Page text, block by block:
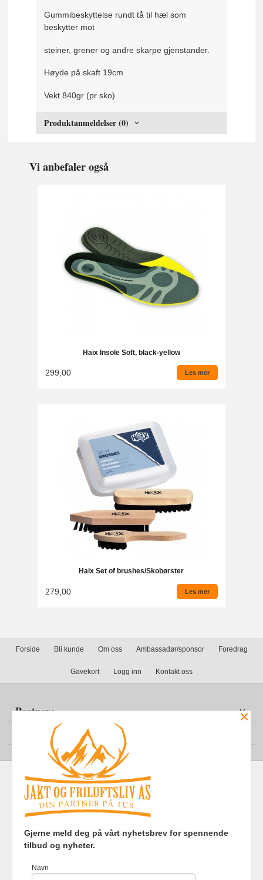
Gummibeskyttelse rundt tå til hæl som
beskytter mot
steiner, grener og andre skarpe gjenstander.
Høyde på skaft 19cm
Vekt 840gr (pr sko)
Produktanmeldelser (0)
Vi anbefaler også
Haix Insole Soft, black-yellow
299,00 Les mer
Haix Set of brushes/Skobørster
279,00 Les mer
Forside Bli kunde Om oss Ambassadør/sponsor Foredrag
Gavekort Logg inn Kontakt oss
Partnere
Din konto
Frakt Kjøpsbetingelser Sikkerhet og personvern
Nyhetsbrev
Foretaksregisteret 920903363
×
Gjerne meld deg på vårt nyhetsbrev for spennende
tilbud og nyheter.
Navn